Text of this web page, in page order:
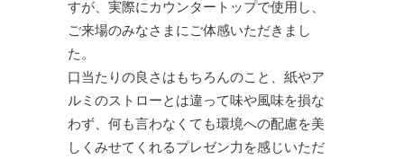
すが、実際にカウンタートップで使用し、
ご来場のみなさまにご体感いただきまし
た。
口当たりの良さはもちろんのこと、紙やア
ルミのストローとは違って味や風味を損な
わず、何も言わなくても環境への配慮を美
しくみせてくれるプレゼン力を感じいただ